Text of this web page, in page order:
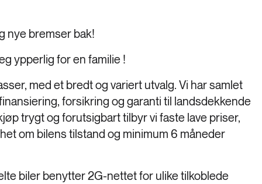
nye bremser bak!
ypperlig for en familie !
med et bredt og variert utvalg. Vi har samlet
forsikring og garanti til landsdekkende
trygt og forutsigbart tilbyr vi faste lave priser,
om bilens tilstand og minimum 6 måneder
biler benytter 2G-nettet for ulike tilkoblede